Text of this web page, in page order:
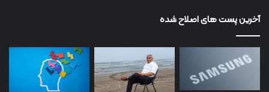
آخرین پست های اصلاح شده